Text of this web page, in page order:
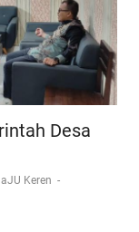
Desa
Keren -